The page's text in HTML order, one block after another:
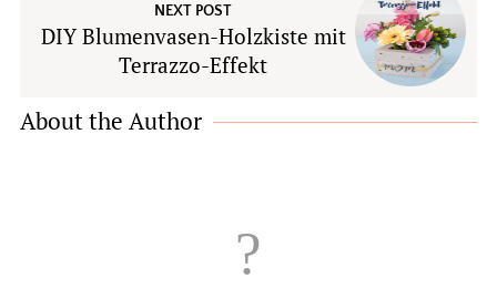
NEXT POST
DIY Blumenvasen-Holzkiste mit
Terrazzo-Effekt
About the Author